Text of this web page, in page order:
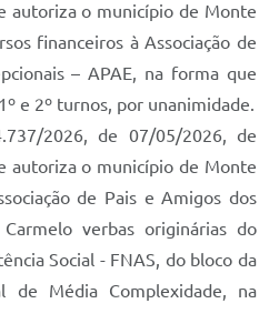
autoriza o município de Monte
financeiros à Associação de
– APAE, na forma que
e 2º turnos, por unanimidade.
2026, de 07/05/2026, de
autoriza o município de Monte
de Pais e Amigos dos
verbas originárias do
Social - FNAS, do bloco da
de Média Complexidade, na